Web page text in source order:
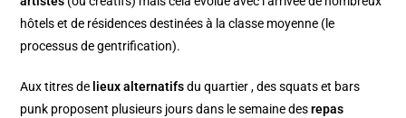
hôtels et de résidences destinées à la classe moyenne (le
processus de gentrification).
Aux titres de lieux alternatifsdu quartier , des squats et bars
punk proposent plusieurs jours dans le semaine desrepas